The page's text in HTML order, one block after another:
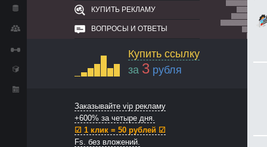
КУПИТЬ РЕКЛАМУ
ВОПРОСЫ И ОТВЕТЫ
Купить ссылку
за 3 рубля
Заказывайте vip рекламу
+600% за четыре дня.
☑ 1 клик = 50 рублей ☑
Fs. без вложений.